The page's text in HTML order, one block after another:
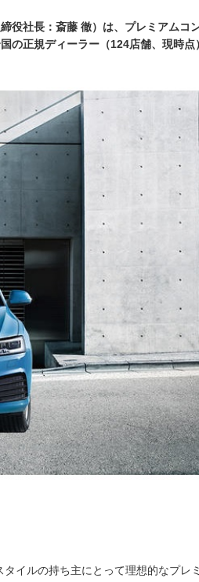
役社長：斎藤 徹）は、プレミアムコ
の正規ディーラー（124店舗、現時点
イルの持ち主にとって理想的なプレ